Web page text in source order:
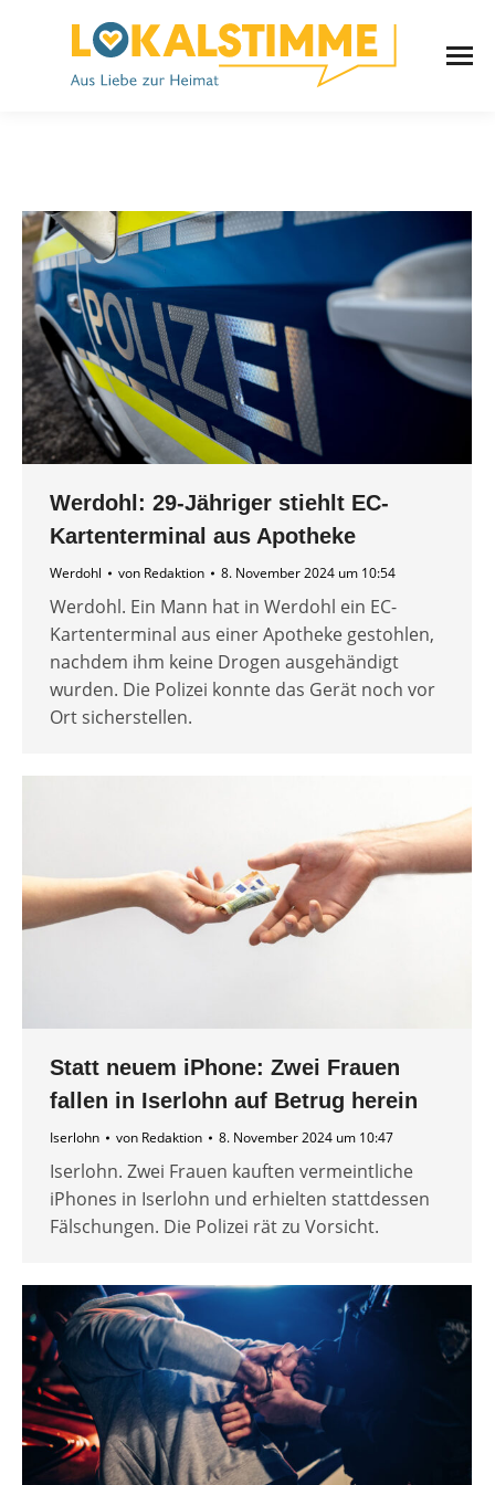
Werdohl: 29-Jähriger stiehlt EC-
Kartenterminal aus Apotheke
Werdohl von Redaktion 8. November 2024 um 10:54
Werdohl. Ein Mann hat in Werdohl ein EC-
Kartenterminal aus einer Apotheke gestohlen,
nachdem ihm keine Drogen ausgehändigt
wurden. Die Polizei konnte das Gerät noch vor
Ort sicherstellen.
Statt neuem iPhone: Zwei Frauen
fallen in Iserlohn auf Betrug herein
Iserlohn von Redaktion 8. November 2024 um 10:47
Iserlohn. Zwei Frauen kauften vermeintliche
iPhones in Iserlohn und erhielten stattdessen
Fälschungen. Die Polizei rät zu Vorsicht.